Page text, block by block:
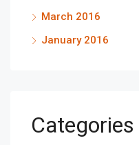
March 2016
January 2016
Categories